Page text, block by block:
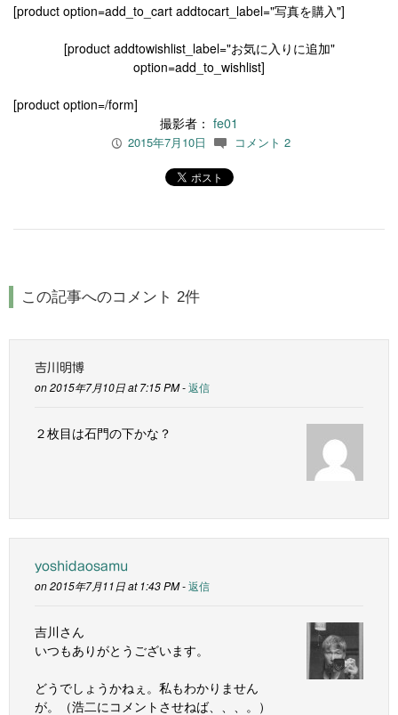
[product option=add_to_cart addtocart_label="写真を購入"]
[product addtowishlist_label="お気に入りに追加"
option=add_to_wishlist]
[product option=/form]
撮影者： fe01
P 2015年7月10日 c コメント 2
この記事へのコメント 2件
吉川明博
on 2015年7月10日 at 7:15 PM -返信
２枚目は石門の下かな？
yoshidaosamu
on 2015年7月11日 at 1:43 PM -返信
吉川さん
いつもありがとうございます。
どうでしょうかねぇ。私もわかりません
が。（浩二にコメントさせねば、、、。）